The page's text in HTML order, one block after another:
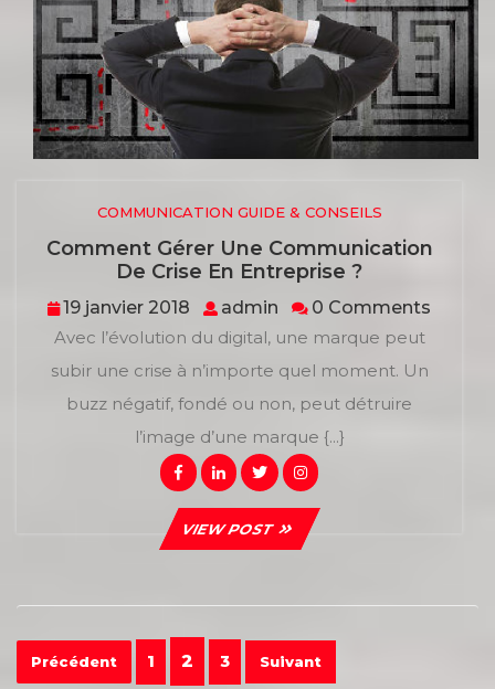
COMMUNICATION GUIDE & CONSEILS
Comment Gérer Une Communication
De Crise En Entreprise ?Comment
Une
De
En
19 janvier 2018
19
janvier
2018
admin admin
0 Comments
Avec l’évolution du digital, une marque peut
subir une crise à n’importe quel moment. Un
buzz négatif, fondé ou non, peut détruire
l’image d’une marque {...}
Facebook
Linkedin
TwitterInstagram
VIEW POST
VIEW
POST
Navigation
Précédent 1 2 3 Suivant